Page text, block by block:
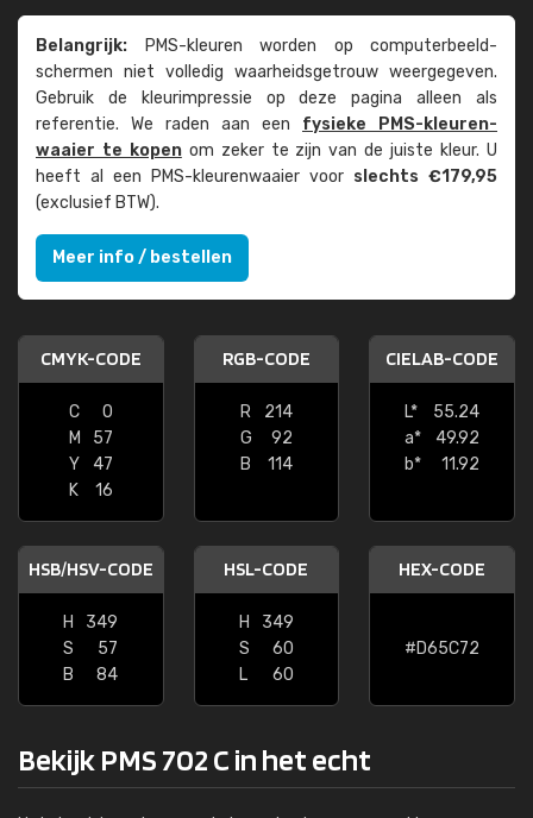
Belangrijk: PMS-kleuren worden op computer­beeld­
schermen niet volledig waarheids­­getrouw weer­gegeven.
Gebruik de kleur­impressie op deze pagina alleen als
referentie. We raden aan een fysieke PMS-kleuren­
waaier te kopenom zeker te zijn van de juiste kleur. U
heeft al een PMS-kleuren­waaier voor slechts €179,95
(exclusief BTW).
Meer info / bestellen
CMYK-CODE
C
0
M
57
Y
47
K
16
RGB-CODE
R
214
G
92
B
114
CIELAB-CODE
L*
55.24
a*
49.92
b*
11.92
HSB/HSV-CODE
H
349
S
57
B
84
HSL-CODE
H
349
S
60
L
60
HEX-CODE
#D65C72
Bekijk PMS 702 C in het echt